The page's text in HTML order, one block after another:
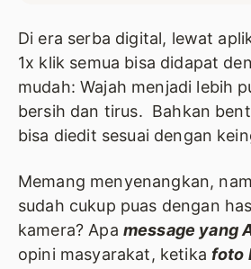
Di era serba digital, lewat
1x klik semua bisa didapat
mudah: Wajah menjadi lebih
bersih dan tirus. Bahkan
bisa diedit sesuai dengan
Memang menyenangkan,
sudah cukup puas dengan
kamera? Apa message yang
opini masyarakat, ketika foto